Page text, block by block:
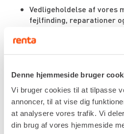
Denne hjemmeside bruger
Vi bruger cookies til at tilpasse
annoncer, til at vise dig
at analysere vores trafik. Vi
din brug af vores hjemmeside
Vedligeholdelse af vores
fejlfinding, reparationer
stand.
Sikker­hedseftersyn og
Indgå i den daglige drift
Afvekslende
fra time til time.